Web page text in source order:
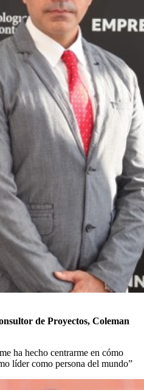
de Proyectos, Coleman
ha hecho centrarme en cómo
líder como persona del mundo”